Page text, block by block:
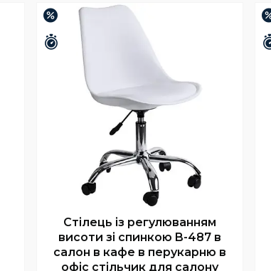
–32%
Залишилось 25 днів
Стілець із регулюванням
висоти зі спинкою B-487 в
салон в кафе в перукарню в
офіс стільчик для салону